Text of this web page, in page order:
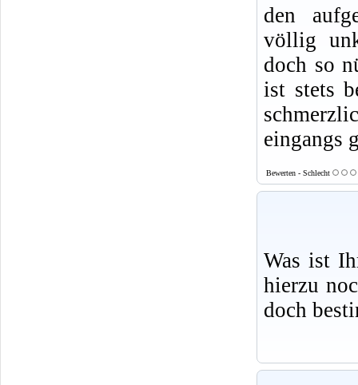
den
völlig
doch so
ist stets
eingangs
Bewerten - Schlecht
Was ist
hierzu
doch